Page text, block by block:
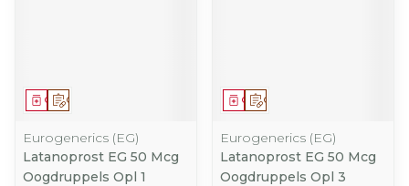
Op voorschrift
Geneesmiddel
Eurogenerics (EG)
Latanoprost EG 50 Mcg
Oogdruppels Opl 1
Op voorschrift
Geneesmiddel
Eurogenerics (EG)
Latanoprost EG 50 Mcg
Oogdruppels Opl 3